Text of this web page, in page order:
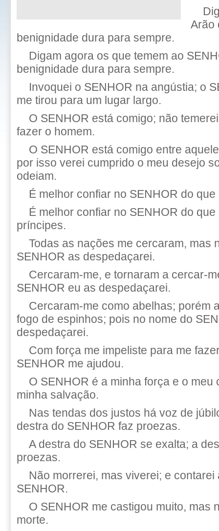
Arão
benignidade dura para sempre.
Digam agora os que temem ao
benignidade dura para sempre.
Invoquei o SENHOR na angústia; o
me tirou para um lugar largo.
O SENHOR está comigo; não
fazer o homem.
O SENHOR está comigo entre
por isso verei cumprido o meu desejo
odeiam.
É melhor confiar no SENHOR do
É melhor confiar no SENHOR do
príncipes.
Todas as nações me cercaram, mas
SENHOR as despedaçarei.
Cercaram-me, e tornaram a cercar-
SENHOR eu as despedaçarei.
Cercaram-me como abelhas; porém
fogo de espinhos; pois no nome do
despedaçarei.
Com força me impeliste para me
SENHOR me ajudou.
O SENHOR é a minha força e o meu
minha salvação.
Nas tendas dos justos há voz de
destra do SENHOR faz proezas.
A destra do SENHOR se exalta; a
proezas.
Não morrerei, mas viverei; e contarei
SENHOR.
O SENHOR me castigou muito, mas
morte.